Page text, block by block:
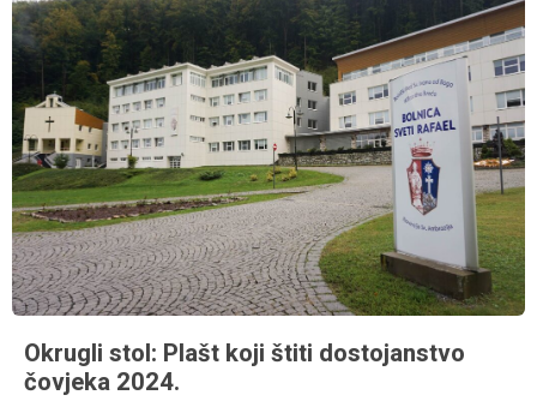
Okrugli stol: Plašt koji štiti dostojanstvo
čovjeka 2024.